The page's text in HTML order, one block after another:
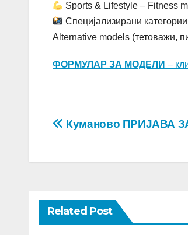
Sports & Lifestyle – Fitness
Специјализирани
Alternative models (тетоважи,
ФОРМУЛАР ЗА МОДЕЛИ –
Post
Куманово ПРИЈАВА
Related Post